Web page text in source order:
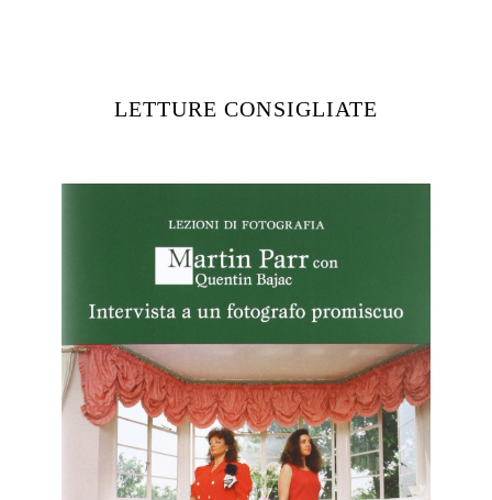
LETTURE CONSIGLIATE